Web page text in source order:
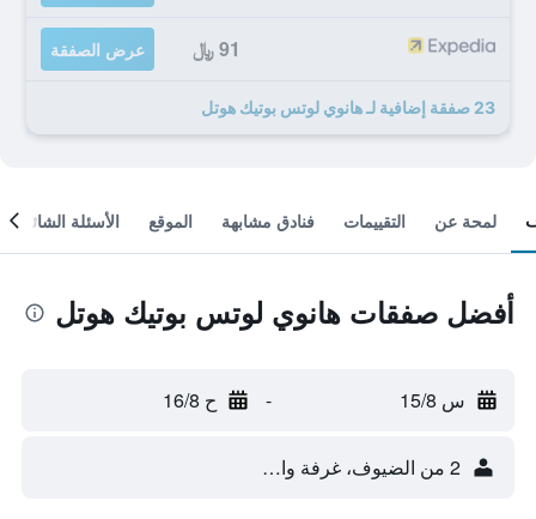
91 ﷼ عرض الصفقة
23 صفقة إضافية لـ هانوي لوتس بوتيك هوتل
لمحة عن التقييمات فنادق مشابهة الموقع الأسئلة الشائعة
أفضل صفقات هانوي لوتس بوتيك هوتل
س 15/8 - ح 16/8
2 من الضيوف، غرفة واحدة